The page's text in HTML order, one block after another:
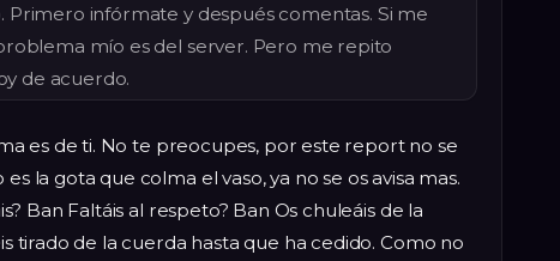
Primero infórmate y después comentas. Si me
mío es del server. Pero me repito
de acuerdo.
es de ti. No te preocupes, por este report no se
la gota que colma el vaso, ya no se os avisa mas.
Ban Faltáis al respeto? Ban Os chuleáis de la
tirado de la cuerda hasta que ha cedido. Como no